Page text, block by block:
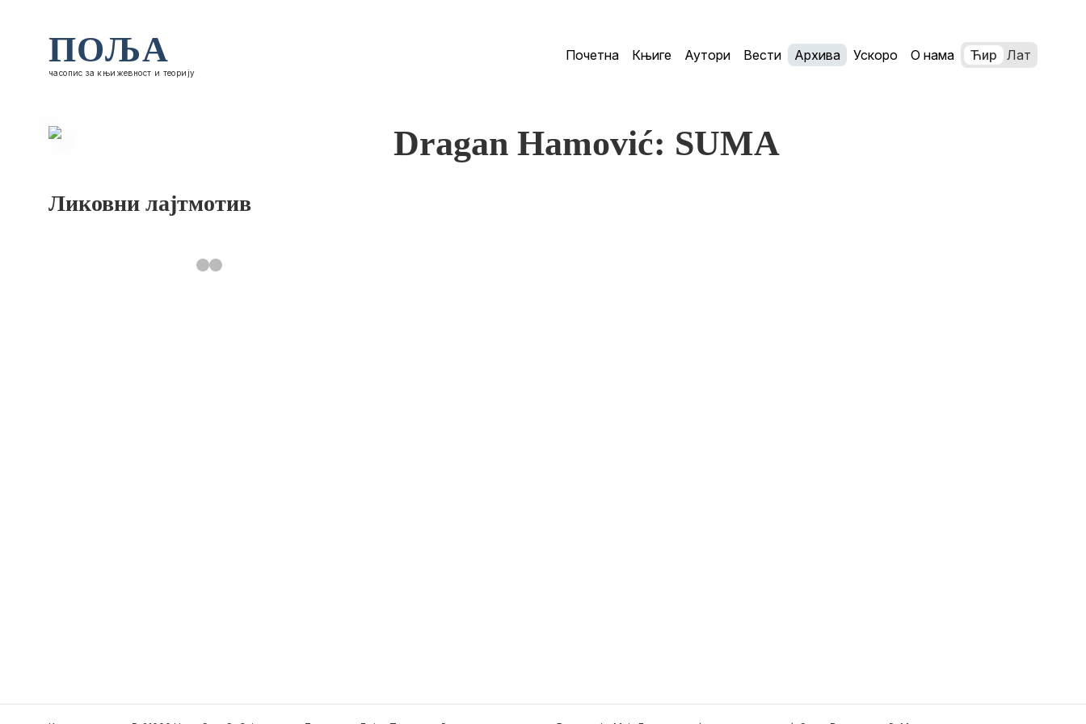
ПОЉА
часопис за књижевност и теорију
Почетна Књиге Аутори Вести Архива Ускоро О нама Ћир Лат
Ликовни лајтмотив
Dragan Hamović: SUMA